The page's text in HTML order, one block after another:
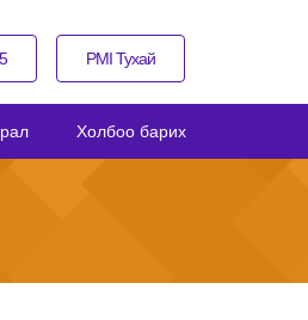
PMI Тухай
Холбоо барих